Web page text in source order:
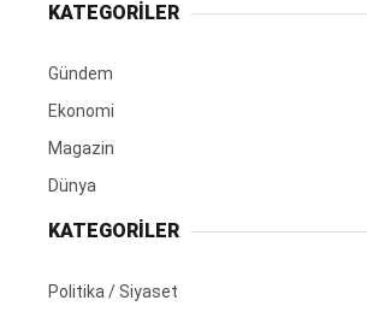
KATEGORİLER
Gündem
Ekonomi
Magazin
Dünya
KATEGORİLER
Politika / Siyaset